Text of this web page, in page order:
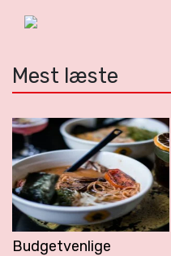
Mest læste
Budgetvenlige